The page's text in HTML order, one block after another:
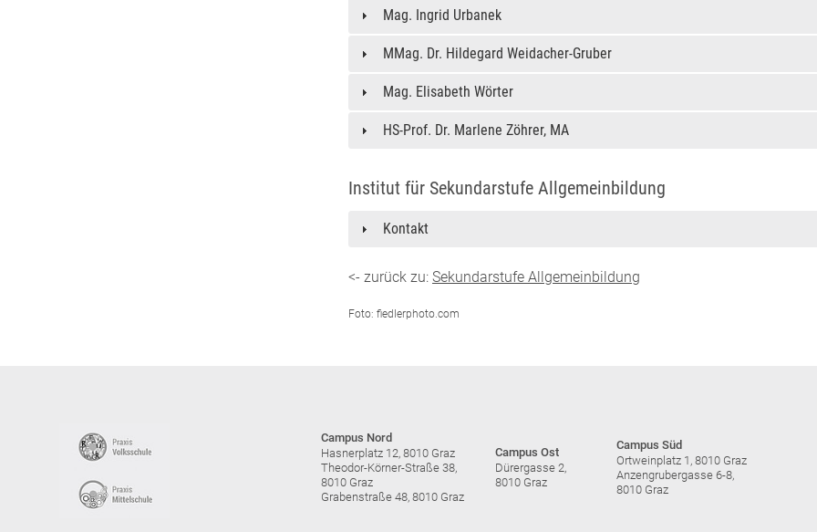
Mag. Ingrid Urbanek
MMag. Dr. Hildegard Weidacher-Gruber
Mag. Elisabeth Wörter
HS-Prof. Dr. Marlene Zöhrer, MA
Institut für Sekundarstufe Allgemeinbildung
Kontakt
<- zurück zu: Sekundarstufe Allgemeinbildung
Foto: fiedlerphoto.com
Campus Nord
Hasnerplatz 12, 8010 Graz
Theodor-Körner-Straße 38,
8010 Graz
Grabenstraße 48, 8010 Graz
Campus Ost
Dürergasse 2,
8010 Graz
Campus Süd
Ortweinplatz 1, 8010 Graz
Anzengrubergasse 6-8,
8010 Graz